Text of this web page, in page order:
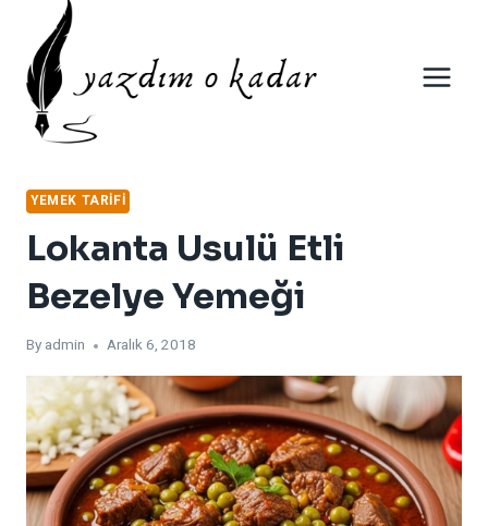
content
YEMEK TARIFI
Lokanta Usulü Etli
Bezelye Yemeği
By admin Aralık 6, 2018